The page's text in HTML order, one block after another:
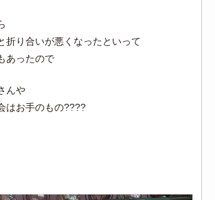
折り合いが悪くなったといって
あったので
んや
はお手のもの????